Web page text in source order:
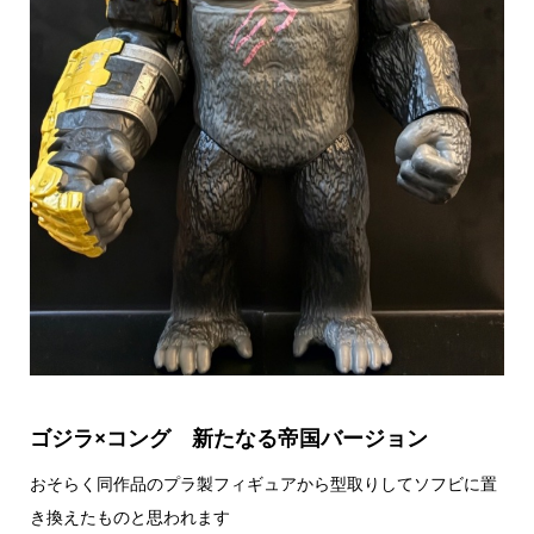
ゴジラ×コング 新たなる帝国バージョン
おそらく同作品のプラ製フィギュアから型取りしてソフビに置
き換えたものと思われます